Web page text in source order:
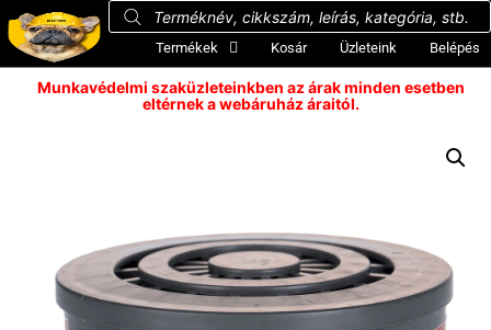
Termékek Kosár Üzleteink Belépés
Munkavédelmi szaküzleteinkben az árak minden esetben
eltérnek a webáruház áraitól.